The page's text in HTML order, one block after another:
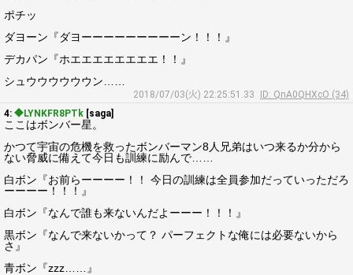
ポチッ
ダヨーン『ダヨーーーーーーーーーン！！！』
デカパン『ホエエエエエエエエ！！』
シュウウウウウウン……
2018/07/03(火) 22:25:51.33
ID: QnA0QHXcO (34)
4: ◆LYNKFR8PTk [saga]
ここはボンバー星。
かつて宇宙の危機を救ったボンバーマン8人兄弟はいつ来るか分から
ない脅威に備えて今日も訓練に励んで……
白ボン『お前らーーーー！！ 今日の訓練は全員参加だっていっただろ
ーーーー！！！』
白ボン『なんで誰も来ないんだよーーー！！！』
黒ボン『なんで来ないかって？ パーフェクトな俺には必要ないから
さ』
青ボン『zzz……』